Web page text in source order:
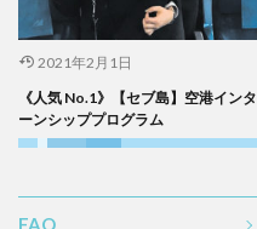
2021年2月1日
《人気 No.1》【セブ島】空港インタ
ーンシッププログラム
FAQ